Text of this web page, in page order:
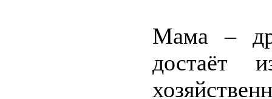
Мама –
достаёт